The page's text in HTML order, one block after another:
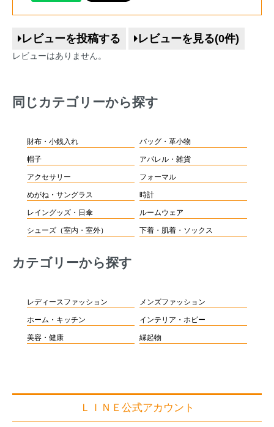
レビューを投稿する レビューを見る(0件)
レビューはありません。
同じカテゴリーから探す
財布・小銭入れ バッグ・革小物
帽子 アパレル・雑貨
アクセサリー フォーマル
めがね・サングラス 時計
レイングッズ・日傘 ルームウェア
シューズ（室内・室外） 下着・肌着・ソックス
カテゴリーから探す
レディースファッション メンズファッション
ホーム・キッチン インテリア・ホビー
美容・健康 縁起物
ＬＩＮＥ公式アカウント